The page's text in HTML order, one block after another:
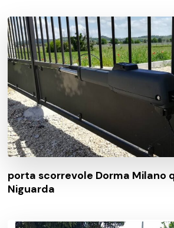
porta scorrevole Dorma Milano
Niguarda